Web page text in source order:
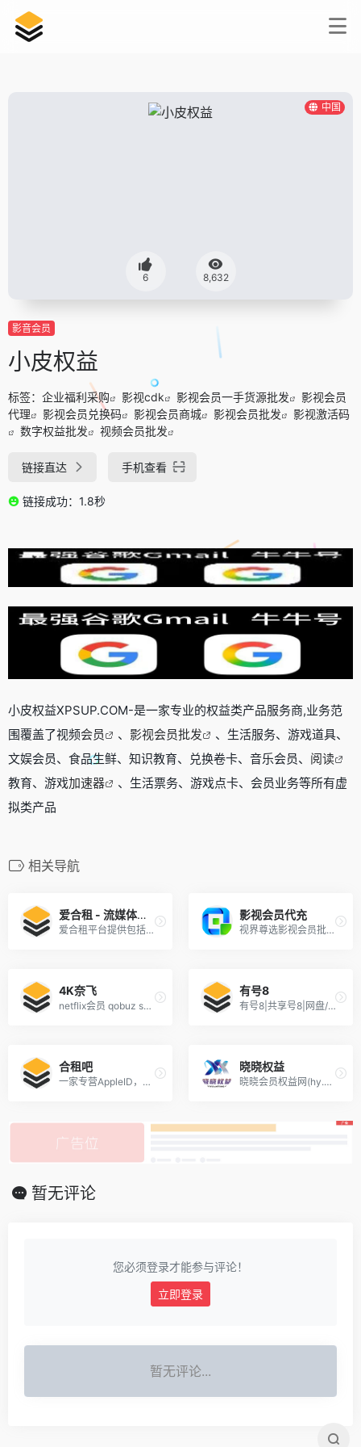
中国
6 8,632
影音会员
小皮权益
标签： 企业福利采购 影视cdk 影视会员一手货源批发
影视会员
代理
影视会员兑换码 影视会员商城 影视会员批发
影视激活码
数字权益批发
视频会员批发
链接直达 手机查看
链接成功：1.8秒
小皮权益XPSUP.COM-是一家专业的权益类产品服务商,业务范
围覆盖了视频会员 、 影视会员批发
、生活服务、游戏道具、
文娱会员、食品生鲜、知识教育、兑换卷卡、音乐会员、 阅读
教育、游戏加速器
、生活票务、游戏点卡、会员业务等所有虚
拟类产品
相关导航
爱合租 - 流媒体会员合租平台
爱合租平台提供包括Netflix,Hbo,Hbogo,Disney+在内的流媒体账号合租，实现自动化交付。
影视会员代充
视界尊选影视会员批发充值购买平台网站商城
4K奈飞
netflix会员 qobuz spotify disney+ hulu youtube账号 会员
有号8
有号8|共享号8|网盘/影视会员商城是一个专注于网盘会员账号出租、小号批发，以及腾讯视频、爱奇艺、优酷[…]
合租吧
一家专营AppleID，百度网盘合租，ChatGPT账号的小店
晓晓权益
晓晓会员权益网(hy.ziyuanting.com)专注提供各类虚拟权益低价会员充值、批发、分销AP
暂无评论
您必须登录才能参与评论！
立即登录
暂无评论...